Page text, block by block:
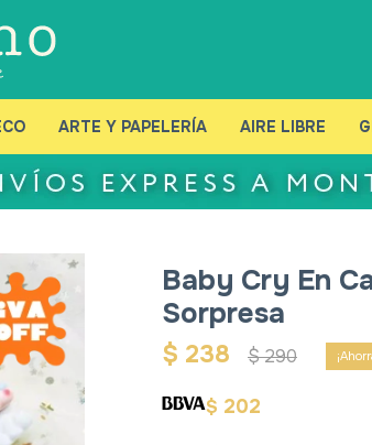
ARTE Y PAPELERÍA AIRE LIBRE
Baby Cry En
Sorpresa
$ 238 $290
$ 202